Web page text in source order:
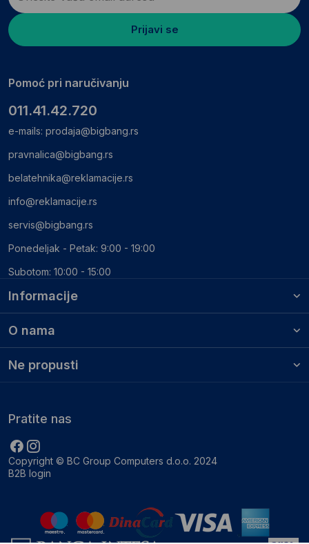
Informacije
O nama
Ne propusti
Prijavi se
Pomoć pri naručivanju
011.41.42.720
e-mails: prodaja@bigbang.rs
pravnalica@bigbang.rs
belatehnika@reklamacije.rs
info@reklamacije.rs
servis@bigbang.rs
Ponedeljak - Petak: 9:00 - 19:00
Subotom: 10:00 - 15:00
Copyright © BC Group Computers d.o.o. 2024
B2B login
Pratite nas